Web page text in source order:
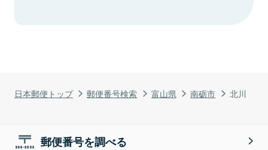
日本郵便トップ 郵便番号検索 富山県 南砺市 北川
郵便番号を調べる